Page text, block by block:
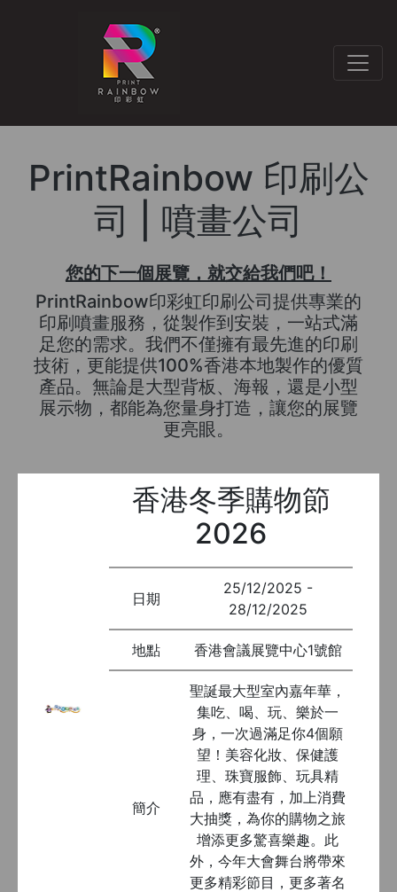
PrintRainbow 印刷公
司 | 噴畫公司
您的下一個展覽，就交給我們吧！
PrintRainbow印彩虹印刷公司提供專業的
印刷噴畫服務，從製作到安裝，一站式滿
足您的需求。我們不僅擁有最先進的印刷
技術，更能提供100%香港本地製作的優質
產品。無論是大型背板、海報，還是小型
展示物，都能為您量身打造，讓您的展覽
更亮眼。
香港冬季購物節
2026
日期
25/12/2025 -
28/12/2025
地點 香港會議展覽中心1號館
簡介
聖誕最大型室內嘉年華，
集吃、喝、玩、樂於一
身，一次過滿足你4個願
望！美容化妝、保健護
理、珠寶服飾、玩具精
品，應有盡有，加上消費
大抽獎，為你的購物之旅
增添更多驚喜樂趣。此
外，今年大會舞台將帶來
更多精彩節目，更多著名